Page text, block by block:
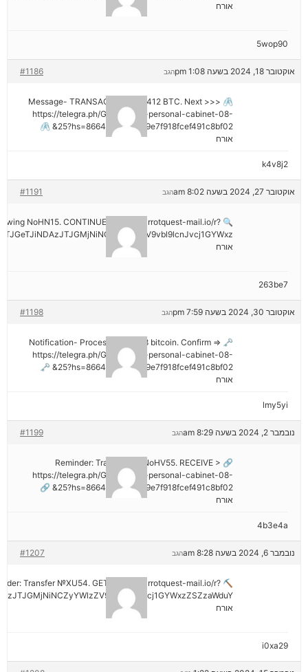
אורח
5wop90
אוקטובר 18, 2024 בשעה 1:08 pm #1186 הגב
🖇 Message- TRANSACTION 1.82412 BTC. Next >>>
https://telegra.ph/Go-to-your-personal-cabinet-08-
25?hs=8664c520642b9e7f918fcef491c8bf02& 🖇
אורח
k4v8j2
אוקטובר 27, 2024 בשעה 8:02 am #1191 הגב
NoHN15. CONTINUE =>> out.carrotquest-mail.io/r?
אורח
263be7
אוקטובר 30, 2024 בשעה 7:59 pm #1198 הגב
🗝 Notification- Process 1.823548 bitcoin. Confirm =>
https://telegra.ph/Go-to-your-personal-cabinet-08-
25?hs=8664c520642b9e7f918fcef491c8bf02& 🗝
אורח
lmy5yi
נובמבר 2, 2024 בשעה 8:29 am #1199 הגב
🔗 Reminder: Transaction NoHV55. RECEIVE >
https://telegra.ph/Go-to-your-personal-cabinet-08-
25?hs=8664c520642b9e7f918fcef491c8bf02& 🔗
אורח
4b3e4a
נובמבר 6, 2024 בשעה 8:28 am #1207 הגב
Transfer №XU54. GET >> out.carrotquest-mail.io/r?
אורח
i0xa29